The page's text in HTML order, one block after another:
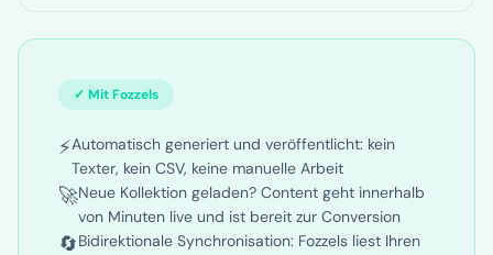
Automatisch generiert und veröffentlicht: kein
Texter, kein CSV, keine manuelle Arbeit
Neue Kollektion geladen? Content geht innerhalb
von Minuten live und ist bereit zur Conversion